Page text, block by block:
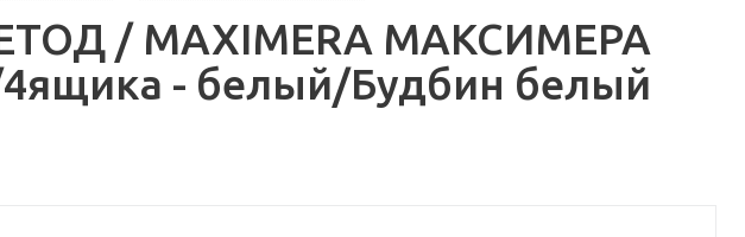
/ MAXIMERA МАКСИМЕРА
- белый/Будбин белый